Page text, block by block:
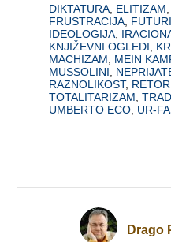
DIKTATURA ELITIZAM
FRUSTRACIJA
IDEOLOGIJA
KNJIŽEVNI OGLEDI
MACHIZAM
MEIN
MUSSOLINI
RAZNOLIKOST,
TOTALITARIZAM ,
UMBERTO ECO UR-
Drago